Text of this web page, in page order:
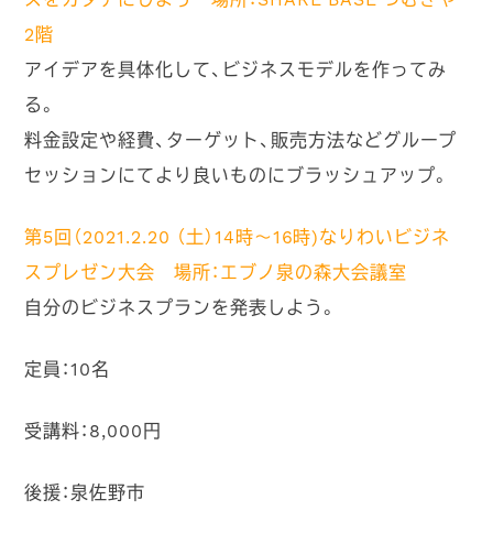
2階
アイデアを具体化して、ビジネスモデルを作ってみ
る。
料金設定や経費、ターゲット、販売方法などグループ
セッションにてより良いものにブラッシュアップ。
第5回（2021.2.20 （土）14時～16時)なりわいビジネ
スプレゼン大会場所：エブノ泉の森大会議室
自分のビジネスプランを発表しよう。
定員：10名
受講料：8,000円
後援：泉佐野市